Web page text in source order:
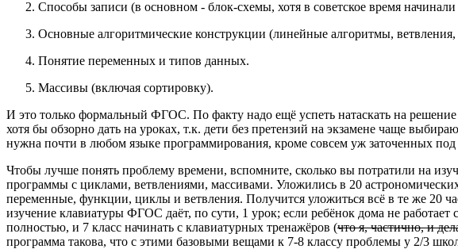
Способы записи (в основном - блок-схемы, хотя в советское время
Основные алгоритмические конструкции (линейные алгоритмы,
Понятие переменных и типов данных.
Массивы (включая сортировку).
И это только формальный ФГОС. По факту надо ещё успеть натаскать на
хотя бы обзорно дать на уроках, т.к. дети без претензий на экзамене чаще
нужна почти в любом языке программирования, кроме совсем уж заточенных под
Чтобы лучше понять проблему времени, вспомните, сколько вы потратили на
программы с циклами, ветвлениями, массивами. Уложились в 20
переменные, функции, циклы и ветвления. Получится уложиться всё в те же 20
изучение клавиатуры ФГОС даёт, по сути, 1 урок; если ребёнок дома не
полностью, и 7 класс начинать с клавиатурных тренажёров (что я, частично, и
программа такова, что с этими базовыми вещами к 7-8 классу проблемы у 2/3